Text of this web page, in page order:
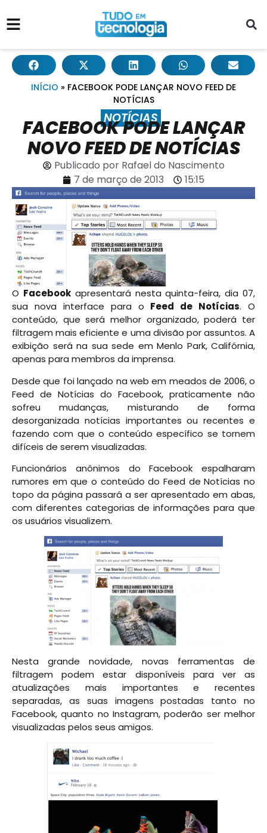
INÍCIO » FACEBOOK PODE LANÇAR NOVO FEED DE
NOTÍCIAS
NOTÍCIAS
FACEBOOK PODE LANÇAR
NOVO FEED DE NOTÍCIAS
Publicado porRafael do Nascimento
7 de março de 2013
15:15
O Facebookapresentará nesta quinta-feira, dia 07,
sua nova interface para o Feed de Notícias. O
conteúdo, que será melhor organizado, poderá ter
filtragem mais eficiente e uma divisão por assuntos. A
exibição será na sua sede em Menlo Park, Califórnia,
apenas para membros da imprensa.
Desde que foi lançado na web em meados de 2006, o
Feed de Notícias do Facebook, praticamente não
sofreu mudanças, misturando de forma
desorganizada notícias importantes ou recentes e
fazendo com que o conteúdo específico se tornem
difíceis de serem visualizadas.
Funcionários anônimos do Facebook espalharam
rumores em que o conteúdo do Feed de Notícias no
topo da página passará a ser apresentado em abas,
com diferentes categorias de informações para que
os usuários visualizem.
Nesta grande novidade, novas ferramentas de
filtragem podem estar disponíveis para ver as
atualizações mais importantes e recentes
separadas, as suas imagens postadas tanto no
Facebook, quanto no Instagram, poderão ser melhor
visualizadas pelos seus amigos.